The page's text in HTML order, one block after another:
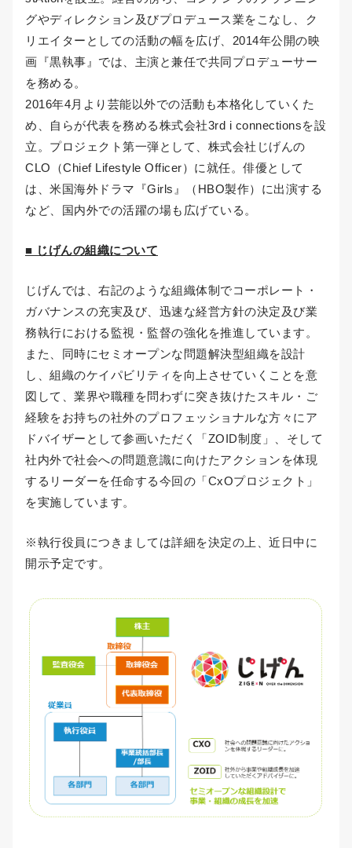
グやディレクション及びプロデュース業をこなし、ク
リエイターとしての活動の幅を広げ、2014年公開の映
画『黒執事』では、主演と兼任で共同プロデューサー
を務める。
2016年4月より芸能以外での活動も本格化していくた
め、自らが代表を務める株式会社3rd i connectionsを設
立。プロジェクト第一弾として、株式会社じげんの
CLO（Chief Lifestyle Officer）に就任。俳優として
は、米国海外ドラマ『Girls』（HBO製作）に出演する
など、国内外での活躍の場も広げている。
■ じげんの組織について
じげんでは、右記のような組織体制でコーポレート・
ガバナンスの充実及び、迅速な経営方針の決定及び業
務執行における監視・監督の強化を推進しています。
また、同時にセミオープンな問題解決型組織を設計
し、組織のケイパビリティを向上させていくことを意
図して、業界や職種を問わずに突き抜けたスキル・ご
経験をお持ちの社外のプロフェッショナルな方々にア
ドバイザーとして参画いただく「ZOID制度」、そして
社内外で社会への問題意識に向けたアクションを体現
するリーダーを任命する今回の「CxOプロジェクト」
を実施しています。
※執行役員につきましては詳細を決定の上、近日中に
開示予定です。